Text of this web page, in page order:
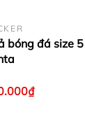
bóng đá size